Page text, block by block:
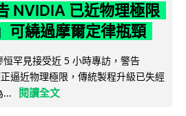
NVIDIA 已近物理極限
可繞過摩爾定律瓶頸
罕見接受近 5 小時專訪，警告
逼近物理極限，傳統製程升級已失經
...
閱讀全文